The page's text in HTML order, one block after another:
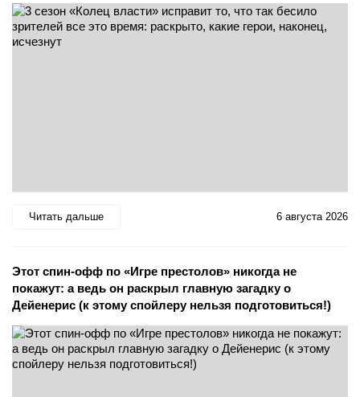
Читать дальше 6 августа 2026
Этот спин-офф по «Игре престолов» никогда не
покажут: а ведь он раскрыл главную загадку о
Дейенерис (к этому спойлеру нельзя подготовиться!)